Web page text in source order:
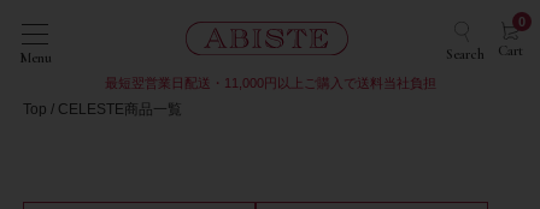
Menu Search Cart
0
最短翌営業日配送・11,000円以上ご購入で送料当社負担
Top CELESTE商品一覧